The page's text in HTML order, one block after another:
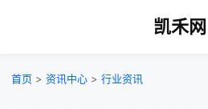
凯禾网
首页 > 资讯中心 > 行业资讯